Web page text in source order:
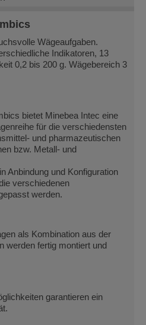
Wägeaufgaben.
Indikatoren, 13
0,2 bis 200 g. Wägebereich 3
bietet Minebea Intec eine
für die verschiedensten
und pharmazeutischen
bzw. Metall- und
Anbindung und Konfiguration
verschiedenen
werden.
als Kombination aus der
werden fertig montiert und
garantieren ein